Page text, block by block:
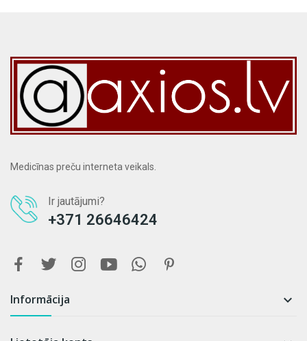
Medicīnas preču interneta veikals.
Ir jautājumi?
+371 26646424
Informācija 